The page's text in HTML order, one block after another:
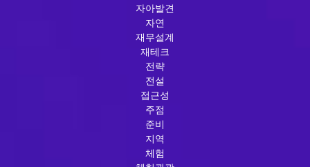
자아발견
자연
재무설계
재테크
전략
전설
접근성
주점
준비
지역
체험